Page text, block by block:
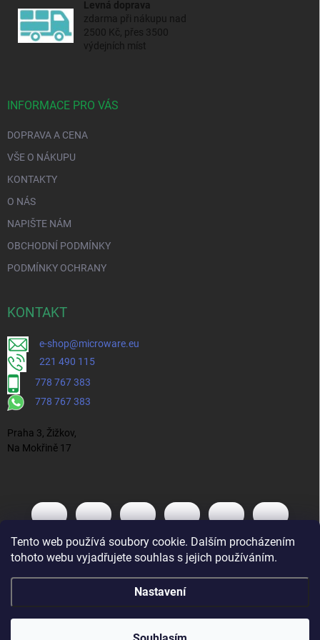
Tento web používá soubory cookie. Dalším procházením
tohoto webu vyjadřujete souhlas s jejich používáním.
Nastavení
Levná doprava
zdarma při nákupu nad
2500 Kč, přes 3500
výdejních míst
INFORMACE PRO VÁS
DOPRAVA A CENA
VŠE O NÁKUPU
KONTAKTY
O NÁS
NAPIŠTE NÁM
OBCHODNÍ PODMÍNKY
PODMÍNKY OCHRANY
KONTAKT
e-shop@microware.eu
221 490 115
778 767 383
778 767 383
Praha 3, Žižkov,
Na Mokřině 17